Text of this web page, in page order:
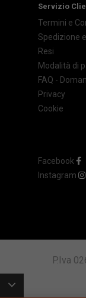
Servizio
Termini e
Spedizione
Resi
Modalità di
FAQ -
Privacy
Cookie
Facebook
Instagram
P.Iva